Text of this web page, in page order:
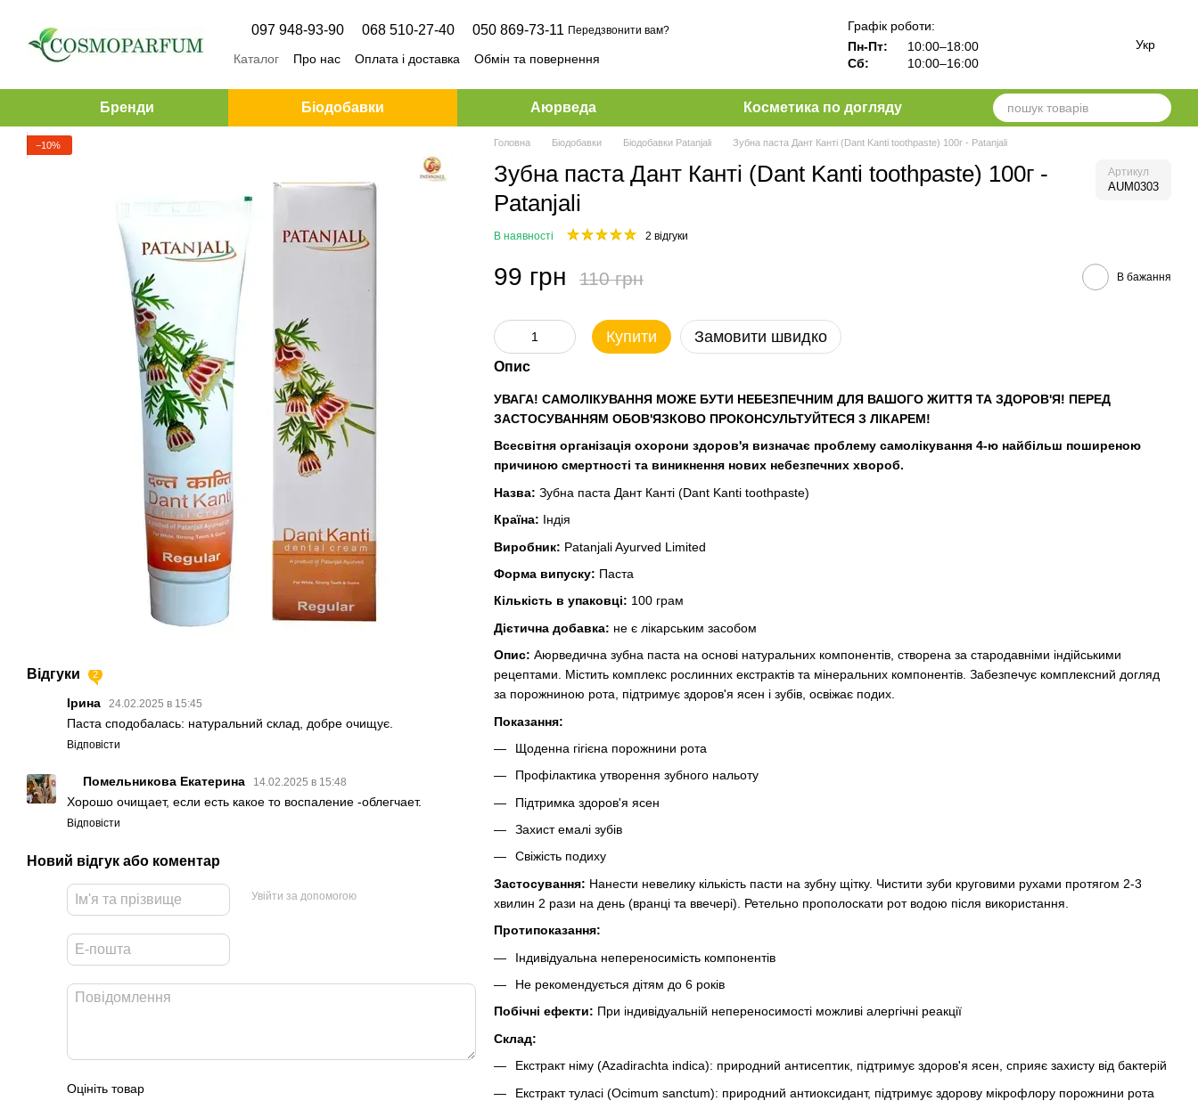
097 948-93-90 068 510-27-40 050 869-73-11 Передзвонити вам?
Каталог Про нас Оплата і доставка Обмін та повернення
Графік роботи:
Пн-Пт:
10:00–18:00
Сб:
10:00–16:00
Укр
Бренди Біодобавки Аюрведа Косметика по догляду
−10%
Відгуки 2
Ірина 24.02.2025 в 15:45
Паста сподобалась: натуральний склад, добре очищує.
Відповісти
Помельникова Екатерина 14.02.2025 в 15:48
Хорошо очищает, если есть какое то воспаление -облегчает.
Відповісти
Новий відгук або коментар
Увійти за допомогою
Оцініть товар
Головна Біодобавки Біодобавки Patanjali Зубна паста Дант Канті (Dant Kanti toothpaste) 100г - Patanjali
Зубна паста Дант Канті (Dant Kanti toothpaste) 100г -
Patanjali
Артикул
AUM0303
В наявності 2 відгуки
99 грн 110 грн В бажання
Купити Замовити швидко
Опис
УВАГА! САМОЛІКУВАННЯ МОЖЕ БУТИ НЕБЕЗПЕЧНИМ ДЛЯ ВАШОГО ЖИТТЯ ТА ЗДОРОВ'Я! ПЕРЕД
ЗАСТОСУВАННЯМ ОБОВ'ЯЗКОВО ПРОКОНСУЛЬТУЙТЕСЯ З ЛІКАРЕМ!
Всесвітня організація охорони здоров'я визначає проблему самолікування 4-ю найбільш поширеною
причиною смертності та виникнення нових небезпечних хвороб.
Назва: Зубна паста Дант Канті (Dant Kanti toothpaste)
Країна: Індія
Виробник: Patanjali Ayurved Limited
Форма випуску: Паста
Кількість в упаковці: 100 грам
Дієтична добавка: не є лікарським засобом
Опис: Аюрведична зубна паста на основі натуральних компонентів, створена за стародавніми індійськими
рецептами. Містить комплекс рослинних екстрактів та мінеральних компонентів. Забезпечує комплексний догляд
за порожниною рота, підтримує здоров'я ясен і зубів, освіжає подих.
Показання:
Щоденна гігієна порожнини рота
Профілактика утворення зубного нальоту
Підтримка здоров'я ясен
Захист емалі зубів
Свіжість подиху
Застосування: Нанести невелику кількість пасти на зубну щітку. Чистити зуби круговими рухами протягом 2-3
хвилин 2 рази на день (вранці та ввечері). Ретельно прополоскати рот водою після використання.
Протипоказання:
Індивідуальна непереносимість компонентів
Не рекомендується дітям до 6 років
Побічні ефекти: При індивідуальній непереносимості можливі алергічні реакції
Склад:
Екстракт німу (Azadirachta indica): природний антисептик, підтримує здоров'я ясен, сприяє захисту від бактерій
Екстракт туласі (Ocimum sanctum): природний антиоксидант, підтримує здорову мікрофлору порожнини рота